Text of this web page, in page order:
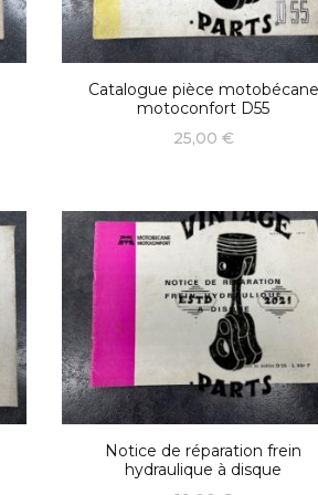
Catalogue pièce motobécane
motoconfort D55
25,00 €
Notice de réparation frein
hydraulique à disque